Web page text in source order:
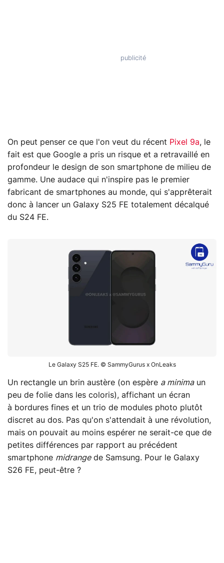
On peut penser ce que l'on veut du récent Pixel 9a, le
fait est que Google a pris un risque et a retravaillé en
profondeur le design de son smartphone de milieu de
gamme. Une audace qui n'inspire pas le premier
fabricant de smartphones au monde, qui s'apprêterait
donc à lancer un Galaxy S25 FE totalement décalqué
du S24 FE.
Le Galaxy S25 FE. © SammyGurus x OnLeaks
Un rectangle un brin austère (on espère a minimaun
peu de folie dans les coloris), affichant un écran
à bordures fines et un trio de modules photo plutôt
discret au dos. Pas qu'on s'attendait à une révolution,
mais on pouvait au moins espérer ne serait-ce que de
petites différences par rapport au précédent
smartphone midrangede Samsung. Pour le Galaxy
S26 FE, peut-être ?